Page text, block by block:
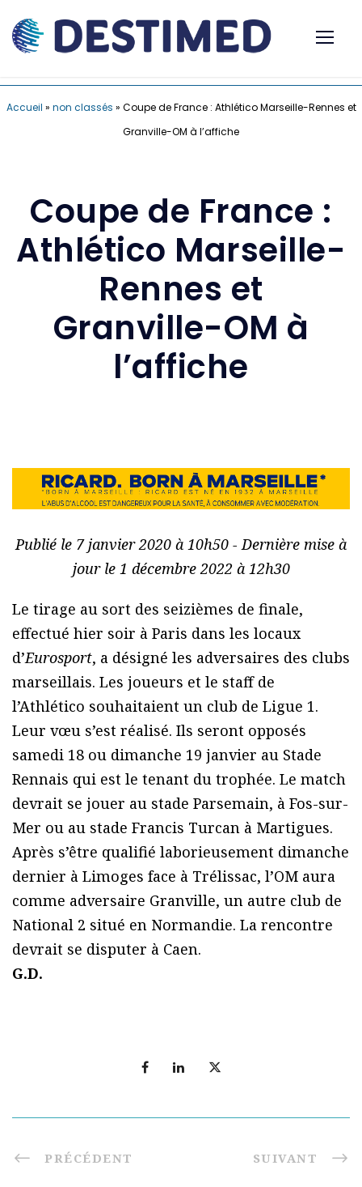
Accueil » non classés » Coupe de France : Athlético Marseille-Rennes et
Granville-OM à l’affiche
Coupe de France :
Athlético Marseille-
Rennes et
Granville-OM à
l’affiche
Publié le 7 janvier 2020 à 10h50 - Dernière mise à
jour le 1 décembre 2022 à 12h30
Le tirage au sort des seizièmes de finale,
effectué hier soir à Paris dans les locaux
d’Eurosport, a désigné les adversaires des clubs
marseillais. Les joueurs et le staff de
l’Athlético souhaitaient un club de Ligue 1.
Leur vœu s’est réalisé. Ils seront opposés
samedi 18 ou dimanche 19 janvier au Stade
Rennais qui est le tenant du trophée. Le match
devrait se jouer au stade Parsemain, à Fos-sur-
Mer ou au stade Francis Turcan à Martigues.
Après s’être qualifié laborieusement dimanche
dernier à Limoges face à Trélissac, l’OM aura
comme adversaire Granville, un autre club de
National 2 situé en Normandie. La rencontre
devrait se disputer à Caen.
G.D.
PRÉCÉDENT SUIVANT